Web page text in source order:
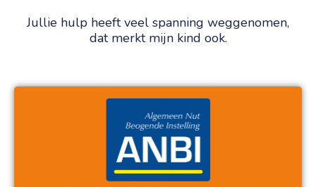
Jullie hulp heeft veel spanning weggenomen,
dat merkt mijn kind ook.